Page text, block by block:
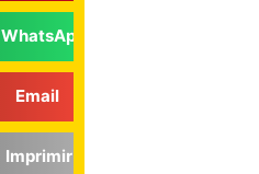
WhatsApp
Email
Imprimir